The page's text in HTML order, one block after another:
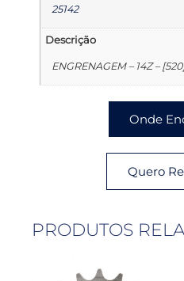
25142
Descrição
ENGRENAGEM – 14Z –
Onde
Quero
PRODUTOS